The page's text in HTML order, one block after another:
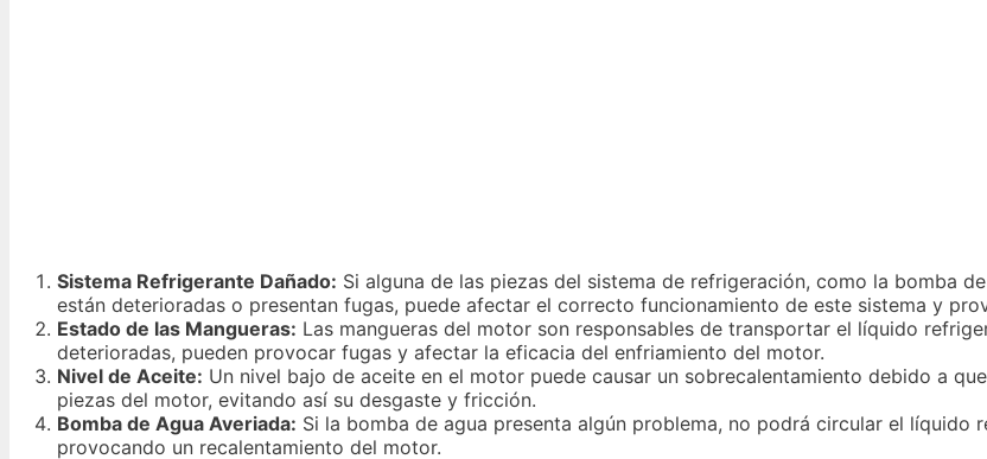
Sistema Refrigerante Dañado: Si alguna de las piezas del sistema de refrigeración, como la bomba
están deterioradas o presentan fugas, puede afectar el correcto funcionamiento de este sistema y
Estado de las Mangueras: Las mangueras del motor son responsables de transportar el líquido
deterioradas, pueden provocar fugas y afectar la eficacia del enfriamiento del motor.
Nivel de Aceite: Un nivel bajo de aceite en el motor puede causar un sobrecalentamiento debido a
piezas del motor, evitando así su desgaste y fricción.
Bomba de Agua Averiada: Si la bomba de agua presenta algún problema, no podrá circular el líquido
provocando un recalentamiento del motor.